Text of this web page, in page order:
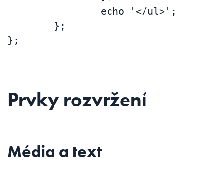
};
Prvky rozvržení
Média a text